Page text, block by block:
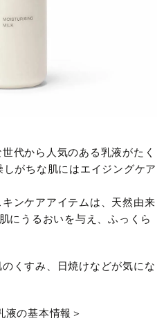
代から人気のある乳液がたく
がちな肌にはエイジングケア
ンケアアイテムは、天然由来
にうるおいを与え、ふっくら
くすみ、日焼けなどが気にな
液の基本情報＞